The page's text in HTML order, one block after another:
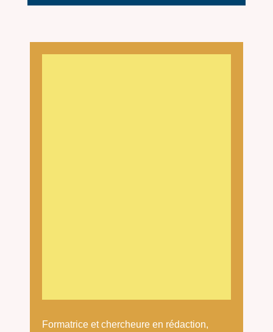
Formatrice et chercheure en rédaction,